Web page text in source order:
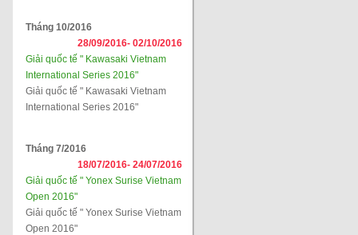
Tháng 10/2016
28/09/2016- 02/10/2016
Giải quốc tế " Kawasaki Vietnam
International Series 2016"
Giải quốc tế " Kawasaki Vietnam
International Series 2016"
Tháng 7/2016
18/07/2016- 24/07/2016
Giải quốc tế " Yonex Surise Vietnam
Open 2016"
Giải quốc tế " Yonex Surise Vietnam
Open 2016"